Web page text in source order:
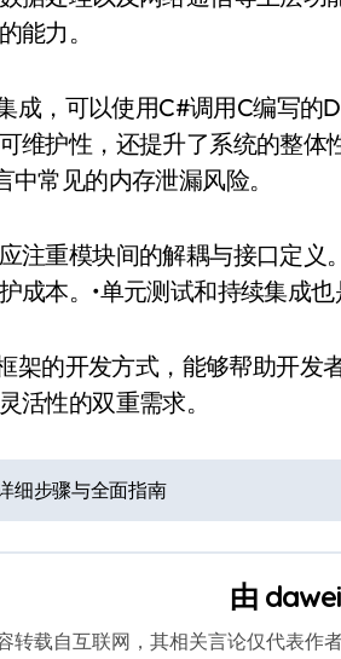
能力。
成，可以使用C#调用C编写的
维护性，还提升了系统的整体
常见的内存泄漏风险。
注重模块间的解耦与接口定
成本。•单元测试和持续集成也
架的开发方式，能够帮助开发
活性的双重需求。
细步骤与全面指南
由 dawei
转载自互联网，其相关言论仅代表